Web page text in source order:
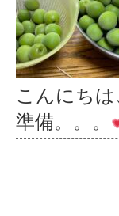
こんにち
準備。。。